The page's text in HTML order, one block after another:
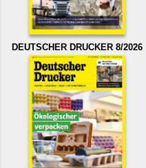
DEUTSCHER DRUCKER 8/2026